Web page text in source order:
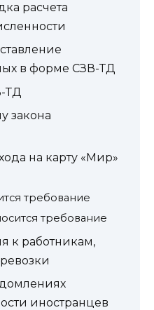
расчета
в форме СЗВ-ТД
ТД
закона
на карту «Мир»
требование
требование
к работникам,
иностранцев